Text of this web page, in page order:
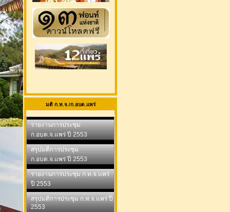
มติ ก.ท.จ./ก.อบต.แพร่
รายงานการประชุม
ก.อบต.จ.แพร่ ปี 2553
สรุปมติการประชุม
ก.อบต.จ.แพร่ ปี 2553
รายงานการประชุม ก.ท.จ.แพร่
ปี 2553
สรุปมติการประชุม ก.ท.จ.แพร่ ปี
2553